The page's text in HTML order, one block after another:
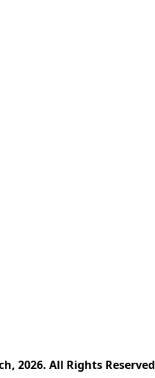
2026. All Rights Reserved